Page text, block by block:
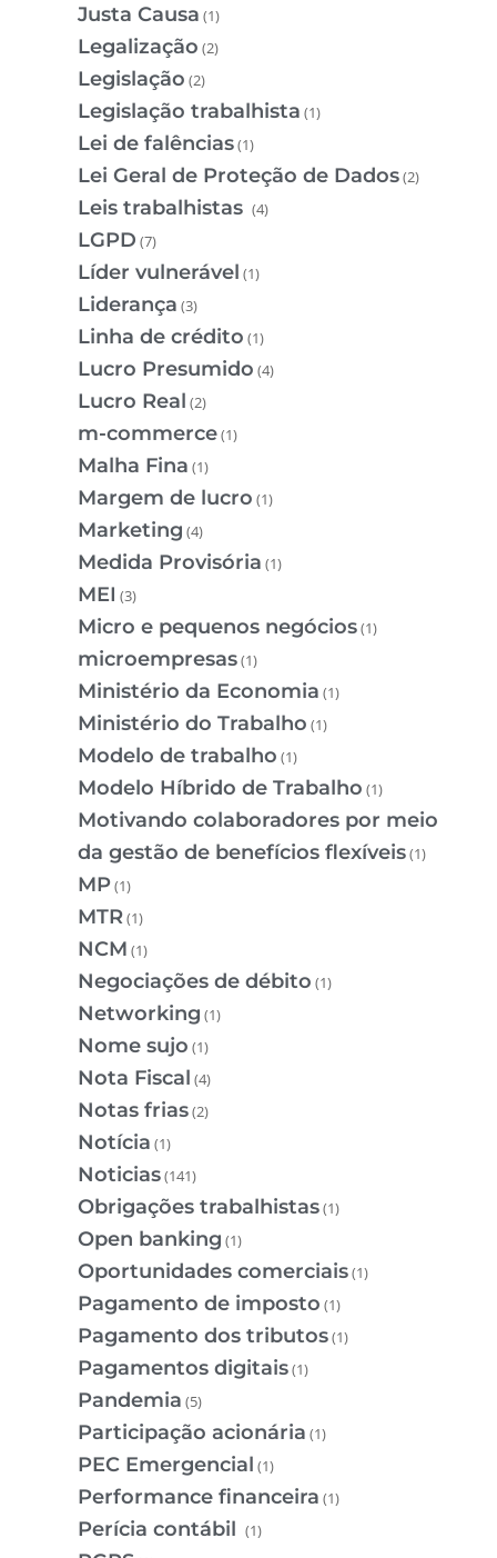
Justa Causa (1)
Legalização (2)
Legislação (2)
Legislação trabalhista (1)
Lei de falências(1)
Lei Geral de Proteção de Dados(2)
Leis trabalhistas (4)
LGPD (7)
Líder vulnerável (1)
Liderança (3)
Linha de crédito (1)
Lucro Presumido (4)
Lucro Real (2)
m-commerce(1)
Malha Fina (1)
Margem de lucro (1)
Marketing (4)
Medida Provisória (1)
MEI (3)
Micro e pequenos negócios(1)
microempresas(1)
Ministério da Economia (1)
Ministério do Trabalho (1)
Modelo de trabalho (1)
Modelo Híbrido de Trabalho (1)
Motivando colaboradores por meio
da gestão de benefícios flexíveis(1)
MP(1)
MTR(1)
NCM (1)
Negociações de débito (1)
Networking (1)
Nome sujo (1)
Nota Fiscal (4)
Notas frias(2)
Notícia (1)
Noticias(141)
Obrigações trabalhistas(1)
Open banking (1)
Oportunidades comerciais(1)
Pagamento de imposto (1)
Pagamento dos tributos(1)
Pagamentos digitais(1)
Pandemia (5)
Participação acionária (1)
PEC Emergencial (1)
Performance financeira (1)
Perícia contábil (1)